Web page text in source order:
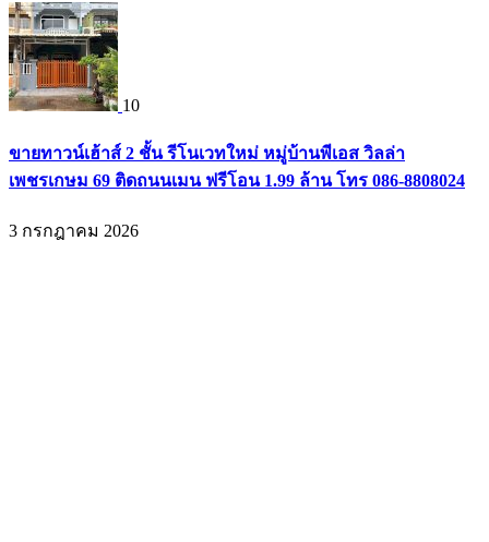
10
ขายทาวน์เฮ้าส์ 2 ชั้น รีโนเวทใหม่ หมู่บ้านพีเอส วิลล่า
เพชรเกษม 69 ติดถนนเมน ฟรีโอน 1.99 ล้าน โทร 086-8808024
3 กรกฎาคม 2026